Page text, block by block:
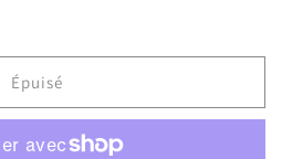
Épuisé